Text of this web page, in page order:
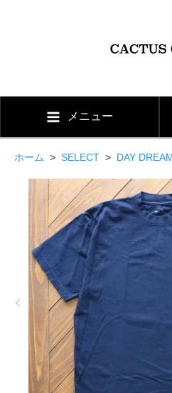
メニュー
ホーム > SELECT > DAY